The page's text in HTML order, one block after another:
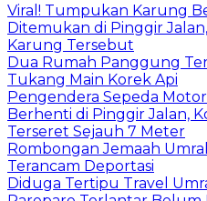
Viral! Tumpukan Karung
Ditemukan di Pinggir
Karung Tersebut
Dua Rumah Panggung
Tukang Main Korek Api
Pengendera Sepeda
Berhenti di Pinggir Jalan,
Terseret Sejauh 7 Meter
Rombongan Jemaah
Terancam Deportasi
Diduga Tertipu Travel